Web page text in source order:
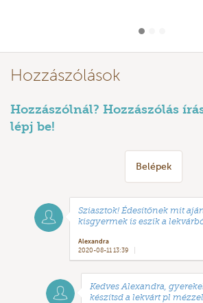
Hozzászólások
Hozzászólnál? Hozzászólás
lépj be!
Belépek
Sziasztok! Édesítőnek mit
kisgyermek is eszik a
Alexandra
2020-08-11 13:39
Kedves Alexandra,
készítsd a lekvárt pl